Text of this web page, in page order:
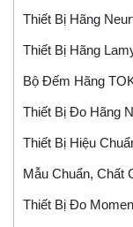
Thiết Bị Hãng
Thiết Bị Hãng
Bộ Đếm Hãng
Thiết Bị Đo Hãng
Thiết Bị Hiệu
Mẫu Chuẩn, Chất
Thiết Bị Đo